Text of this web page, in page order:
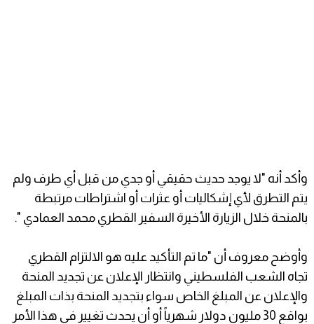
وأكد أنه "لا يوجد حديث حقيقي أو جدي من قبل أي طرف ولم
يتم التطرق لأي إشكاليات أو عثرات أو اشتراطات مرتبطة
بالمنحة خلال الزيارة الأخيرة السفير القطري محمد العمادي ".
وأوضح معروف أن "ما تم التأكيد عليه هو الالتزام القطري
تجاه الشعب الفلسطيني وانتظار الإعلان عن تجديد المنحة
والإعلان عن المبلغ الخاص سواء بتجديد المنحة بذات المبلغ
بواقع 30 مليون دولار شهرياً أو أن يحدث تغيير في هذا الأمر